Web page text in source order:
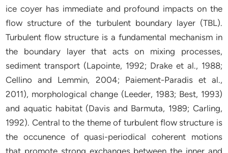
ice coyer has immediate and profound impacts on the
flow structure of the turbulent boundary layer (TBL).
Turbulent flow structure is a fundamental mechanism in
the boundary layer that acts on mixing processes,
sediment transport (Lapointe, 1992; Drake et al., 1988;
Cellino and Lemmin, 2004; Paiement-Paradis et al.,
2011), morphological change (Leeder, 1983; Best, 1993)
and aquatic habitat (Davis and Barmuta, 1989; Carling,
1992). Central to the theme of turbulent flow structure is
the occunence of quasi-periodical coherent motions
that promote strong exchanges between the inner and